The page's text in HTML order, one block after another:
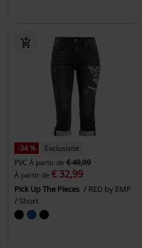
-34 %
Exclusivité
PVC À partir de € 49,99
À partir de € 32,99
Pick Up The Pieces
RED by EMP
Short